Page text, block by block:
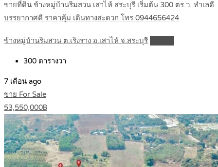
ขายที่ดิน ข้างหมู่บ้านริมสวน เสาไห้ สระบุรี เริ่มต้น 300 ตร.ว. ทำเลดี
บรรยากาศดี ราคาคุ้ม เดินทางสะดวก โทร 0944656424
ข้างหมู่บ้านริมสวน ต.เริงราง อ.เสาไห้ จ.สระบุรี
300 ตารางวา
7 เดือน ago
ขาย For Sale
53,550,000฿